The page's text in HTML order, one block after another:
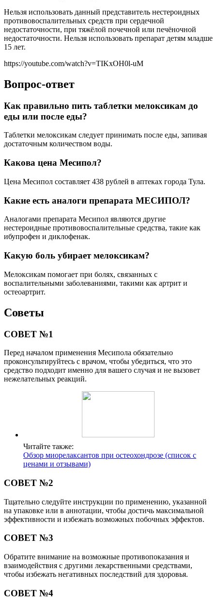
Нельзя использовать данный представитель нестероидных
противовоспалительных средств при сердечной
недостаточности, при тяжёлой почечной или печёночной
недостаточности. Нельзя использовать препарат детям младше
15 лет.
https://youtube.com/watch?v=TIKxOH0l-uM
Вопрос-ответ
Как правильно пить таблетки мелоксикам до
еды или после еды?
Таблетки мелоксикам следует принимать после еды, запивая
достаточным количеством воды.
Какова цена Месипол?
Цена Месипол составляет 438 рублей в аптеках города Тула.
Какие есть аналоги препарата МЕСИПОЛ?
Аналогами препарата Месипол являются другие
нестероидные противовоспалительные средства, такие как
ибупрофен и диклофенак.
Какую боль убирает мелоксикам?
Мелоксикам помогает при болях, связанных с
воспалительными заболеваниями, такими как артрит и
остеоартрит.
Советы
СОВЕТ №1
Перед началом применения Месипола обязательно
проконсультируйтесь с врачом, чтобы убедиться, что это
средство подходит именно для вашего случая и не вызовет
нежелательных реакций.
Читайте также:
Обзор миорелаксантов при остеохондрозе (список с
ценами и отзывами)
СОВЕТ №2
Тщательно следуйте инструкции по применению, указанной
на упаковке или в аннотации, чтобы достичь максимальной
эффективности и избежать возможных побочных эффектов.
СОВЕТ №3
Обратите внимание на возможные противопоказания и
взаимодействия с другими лекарственными средствами,
чтобы избежать негативных последствий для здоровья.
СОВЕТ №4